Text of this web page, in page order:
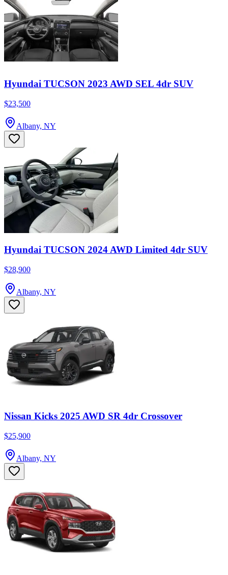
Hyundai TUCSON 2023 AWD SEL 4dr SUV
$23,500
Albany, NY
Hyundai TUCSON 2024 AWD Limited 4dr SUV
$28,900
Albany, NY
Nissan Kicks 2025 AWD SR 4dr Crossover
$25,900
Albany, NY